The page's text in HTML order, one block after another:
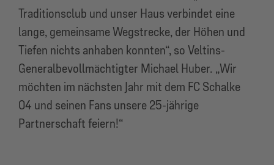
Traditionsclub und unser Haus verbindet eine
lange, gemeinsame Wegstrecke, der Höhen und
Tiefen nichts anhaben konnten“, so Veltins-
Generalbevollmächtigter Michael Huber. „Wir
möchten im nächsten Jahr mit dem FC Schalke
04 und seinen Fans unsere 25-jährige
Partnerschaft feiern!“